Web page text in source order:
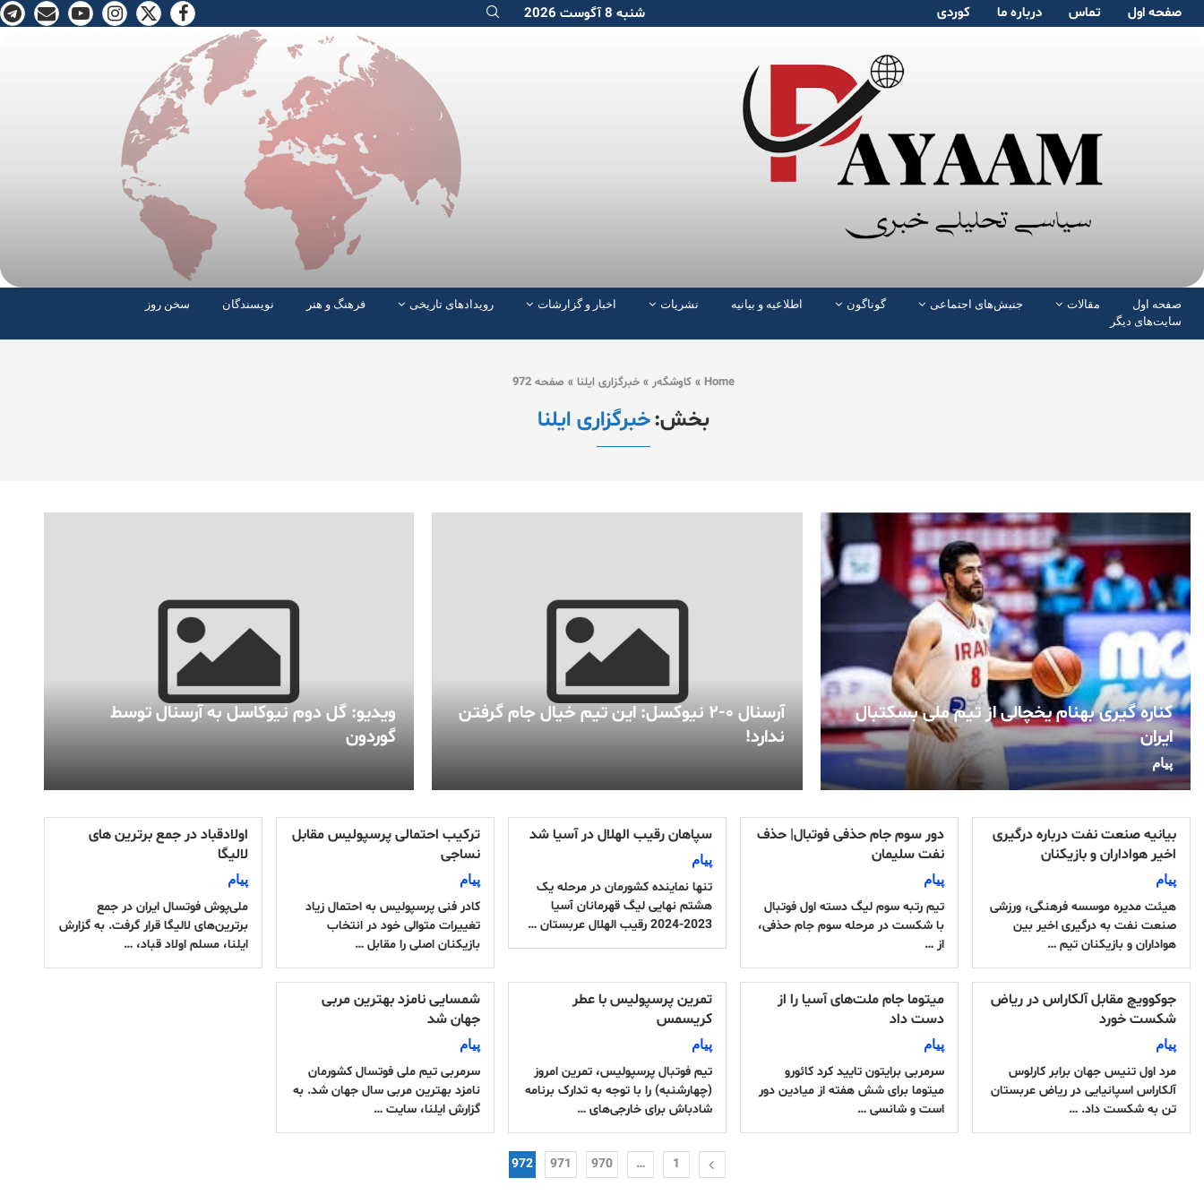
صفحە اول تماس دربارە ما کوردی شنبه 8 آگوست 2026
صفحە اول مقالات جنبش‌های اجتماعی گوناگون اطلاعیه و بیانیه نشریات اخبار و گزارشات رویدادهای تاریخی فرهنگ و هنر نویسندگان
سخن روز
سایت‌های دیگر
Home
» کاوشگەر » خبرگزاری ایلنا » صفحه 972
بخش:خبرگزاری ایلنا
کناره گیری بهنام یخچالی از تیم ملی بسکتبال
ایران
پیام
آرسنال ۰-۲ نیوکسل: این تیم خیال جام گرفتن
ندارد!
ویدیو: گل دوم نیوکاسل به آرسنال توسط
گوردون
بیانیه صنعت نفت درباره درگیری
اخیر هواداران و بازیکنان
پیام
هیئت مدیره موسسه فرهنگی، ورزشی
صنعت نفت به درگیری اخیر بین
هواداران و بازیکنان تیم …
دور سوم جام حذفی فوتبال| حذف
نفت سلیمان
پیام
تیم رتبه سوم لیگ دسته اول فوتبال
با شکست در مرحله سوم جام حذفی،
از …
سپاهان رقیب الهلال در آسیا شد
پیام
تنها نماینده کشورمان در مرحله یک
هشتم نهایی لیگ قهرمانان آسیا
2023-2024 رقیب الهلال عربستان …
ترکیب احتمالی پرسپولیس مقابل
نساجی
پیام
کادر فنی پرسپولیس به احتمال زیاد
تغییرات متوالی خود در انتخاب
بازیکنان اصلی را مقابل …
اولادقباد در جمع برترین های
لالیگا
پیام
ملی‌پوش فوتسال ایران در جمع
برترین‌های لالیگا قرار گرفت. به گزارش
ایلنا، مسلم اولاد قباد، …
جوکوویچ مقابل آلکاراس در ریاض
شکست خورد
پیام
مرد اول تنیس جهان برابر کارلوس
آلکاراس اسپانیایی در ریاض عربستان
تن به شکست داد. …
میتوما جام ملت‌های آسیا را از
دست داد
پیام
سرمربی برایتون تایید کرد کائورو
میتوما برای شش هفته از میادین دور
است و شانسی …
تمرین پرسپولیس با عطر
کریسمس
پیام
تیم فوتبال پرسپولیس، تمرین امروز
(چهارشنبه) را با توجه به تدارک برنامه
شادباش برای خارجی‌های …
شمسایی نامزد بهترین مربی
جهان شد
پیام
سرمربی تیم ملی فوتسال کشورمان
نامزد بهترین مربی سال جهان شد. به
گزارش ایلنا، سایت …
1
…
970
971
972